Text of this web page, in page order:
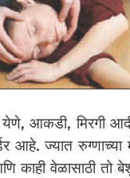
आकडी, मिरगी
ज्यात रुग्णाच्या
काही वेळासाठी तो